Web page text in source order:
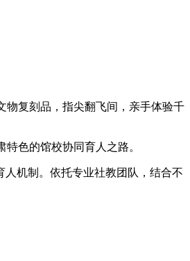
复刻品，指尖翻飞间，亲手体验千
色的馆校协同育人之路。
机制。依托专业社教团队，结合不